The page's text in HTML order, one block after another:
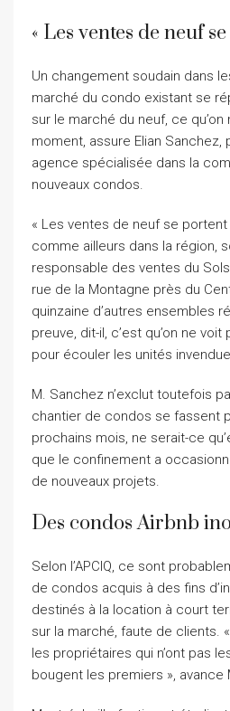
« Les ventes de neuf
Un changement soudain dans
marché du condo existant se
sur le marché du neuf, ce
moment, assure Elian Sanchez,
agence spécialisée dans la
nouveaux condos.
« Les ventes de neuf se
comme ailleurs dans la région,
responsable des ventes du
rue de la Montagne près du
quinzaine d’autres ensembles
preuve, dit-il, c’est qu’on ne
pour écouler les unités
M. Sanchez n’exclut toutefois
chantier de condos se fassent
prochains mois, ne serait-ce
que le confinement a
de nouveaux projets.
Des condos Airbnb
Selon l’APCIQ, ce sont
de condos acquis à des fins
destinés à la location à court
sur la marché, faute de clients.
les propriétaires qui n’ont pas
bougent les premiers », avance